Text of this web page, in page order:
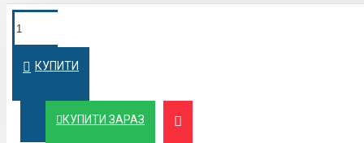
КУПИТИ
КУПИТИ ЗАРАЗ
КРЕДИТ
ЛІЗИНГ Вигідний лізинг для бізнесу та фізичних осіб